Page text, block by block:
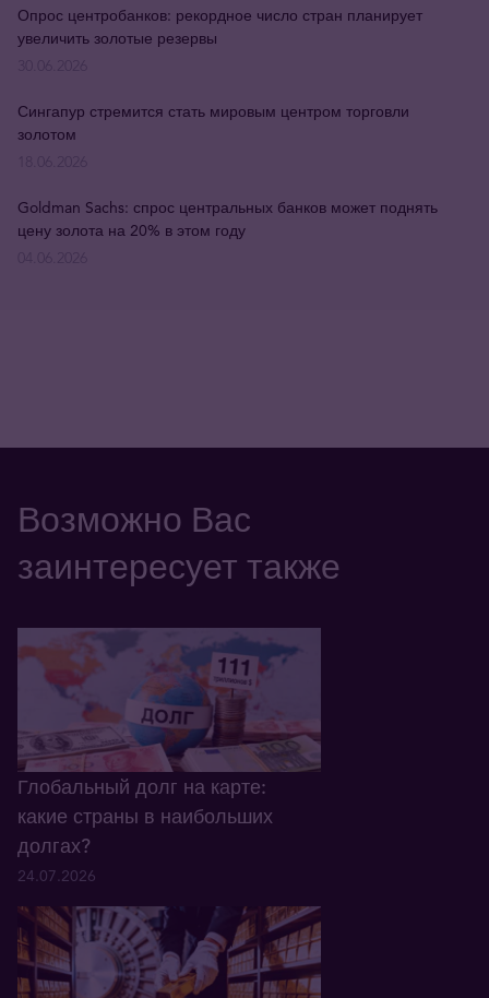
Опрос центробанков: рекордное число стран планирует
увеличить золотые резервы
Сингапур стремится стать мировым центром торговли
золотом
Goldman Sachs: спрос центральных банков может поднять
цену золота на 20% в этом году
Возможно Вас
заинтересует также
Глобальный долг на карте:
какие страны в наибольших
долгах?
24.07.2026